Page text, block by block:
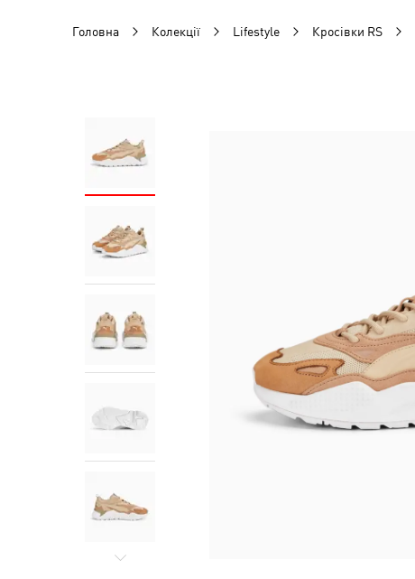
Головна Колекції Lifestyle Кросівки RS